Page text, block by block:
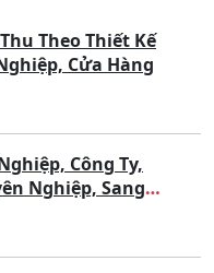
Theo Thiết Kế
Cửa Hàng
Công Ty,
Nghiệp, Sang